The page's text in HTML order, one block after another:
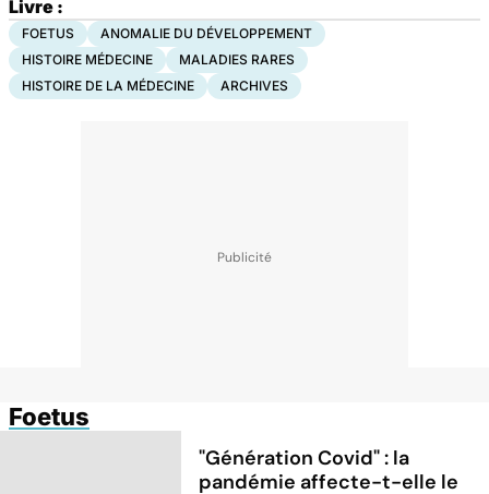
Livre :
FOETUS
ANOMALIE DU DÉVELOPPEMENT
HISTOIRE MÉDECINE
MALADIES RARES
HISTOIRE DE LA MÉDECINE
ARCHIVES
Foetus
"Génération Covid" : la
pandémie affecte-t-elle le